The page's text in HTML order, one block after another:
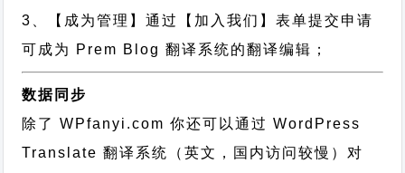
3、【成为管理】通过【加入我们】表单提交申请
可成为 Prem Blog 翻译系统的翻译编辑；
数据同步
除了 WPfanyi.com 你还可以通过WordPress
Translate 翻译系统（英文，国内访问较慢）对